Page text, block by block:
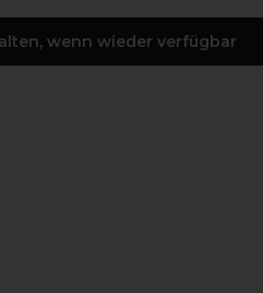
wenn wieder verfügbar